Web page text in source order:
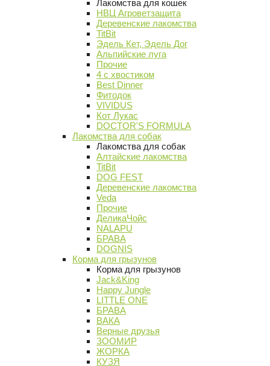
Лакомства для кошек
НВЦ Агроветзащита
Деревенские лакомства
TitBit
Эдель Кет, Эдель Дог
Альпийские луга
Прочие
4 с хвостиком
Best Dinner
Фитодок
VIVIDUS
Кот Лукас
DOCTOR'S FORMULA
Лакомства для собак
Лакомства для собак
Алтайские лакомства
TitBit
DOG FEST
Деревенские лакомства
Veda
Прочие
ДеликаЧойс
NALAPU
БРАВА
DOGNIS
Корма для грызунов
Корма для грызунов
Jack&King
Happy Jungle
LITTLE ONE
БРАВА
ВАКА
Верные друзья
ЗООМИР
ЖОРКА
КУЗЯ